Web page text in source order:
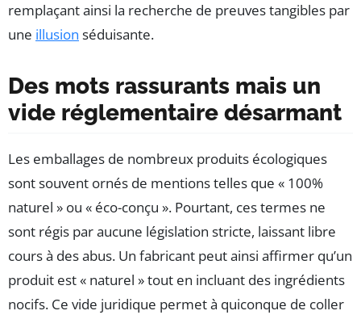
remplaçant ainsi la recherche de preuves tangibles par
une illusion séduisante.
Des mots rassurants mais un
vide réglementaire désarmant
Les emballages de nombreux produits écologiques
sont souvent ornés de mentions telles que « 100%
naturel » ou « éco-conçu ». Pourtant, ces termes ne
sont régis par aucune législation stricte, laissant libre
cours à des abus. Un fabricant peut ainsi affirmer qu’un
produit est « naturel » tout en incluant des ingrédients
nocifs. Ce vide juridique permet à quiconque de coller